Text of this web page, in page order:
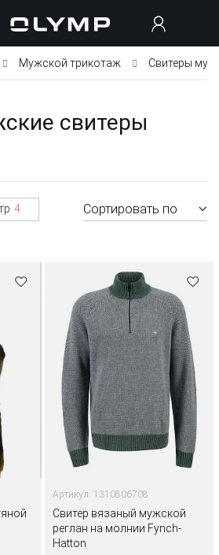
Мужской трикотаж Свитеры
свитеры
4 Сортировать по
Артикул: 1310806708
Свитер вязаный мужской
реглан на молнии Fynch-
Hatton